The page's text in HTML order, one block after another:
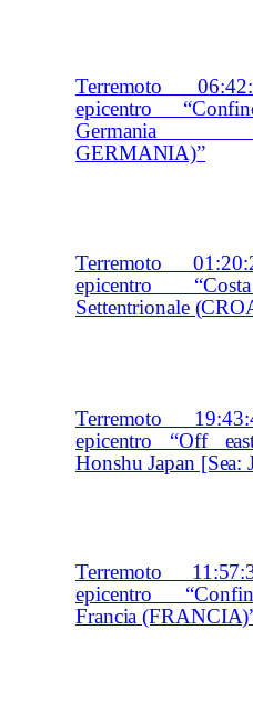
Terremoto
epicentro
Germania
GERMANIA)”
Terremoto
epicentro
Settentrionale
Terremoto
epicentro “Off
Honshu Japan [Sea:
Terremoto
epicentro
Francia